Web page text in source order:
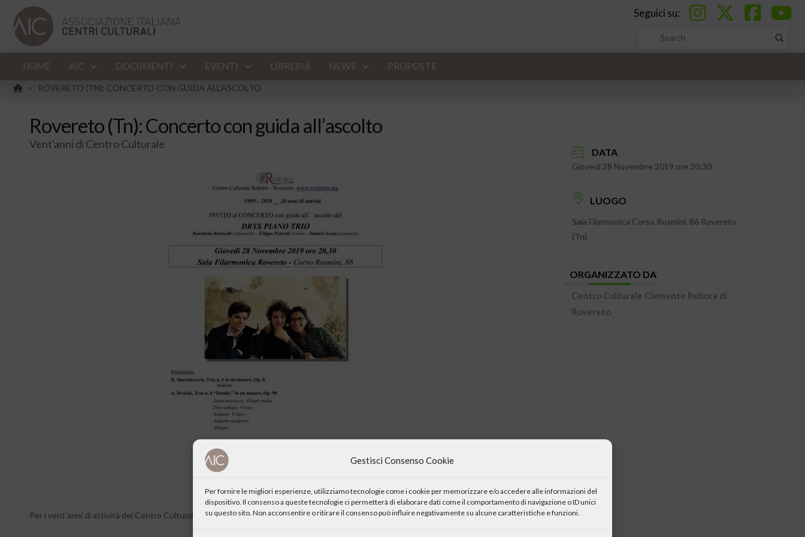
Gestisci Consenso Cookie
Per fornire le migliori esperienze, utilizziamo tecnologie come i cookie per memorizzare e/o accedere alle informazioni del
dispositivo. Il consenso a queste tecnologie ci permetterà di elaborare dati come il comportamento di navigazione o ID unici
su questo sito. Non acconsentire o ritirare il consenso può influire negativamente su alcune caratteristiche e funzioni.
Seguici su:
Search
Submit
HOME AIC DOCUMENTI EVENTI LIBRERIA NEWS PROPOSTE
HOME
> ROVERETO (TN): CONCERTO CON GUIDA ALL'ASCOLTO
Rovereto (Tn): Concerto con guida all’ascolto
Vent'anni di Centro Culturale
Per i vent’anni di attività del Centro Culturale Rebora di Rovereto:
DATA
Giovedì 28 Novembre 2019 ore 20:30
LUOGO
Sala Filarmonica Corso Rosmini, 86 Rovereto
(Tn)
ORGANIZZATO DA
Centro Culturale Clemente Rebora di
Rovereto